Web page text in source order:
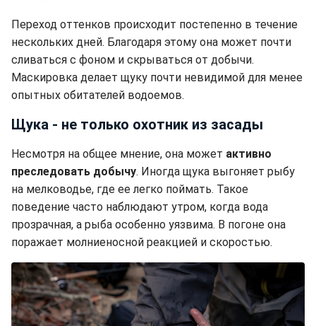
Переход оттенков происходит постепенно в течение
нескольких дней. Благодаря этому она может почти
сливаться с фоном и скрываться от добычи.
Маскировка делает щуку почти невидимой для менее
опытных обитателей водоемов.
Щука - не только охотник из засады
Несмотря на общее мнение, она может активно
преследовать добычу. Иногда щука выгоняет рыбу
на мелководье, где ее легко поймать. Такое
поведение часто наблюдают утром, когда вода
прозрачная, а рыба особенно уязвима. В погоне она
поражает молниеносной реакцией и скоростью.